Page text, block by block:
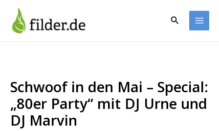
Inhalt
springen
Suchen
Schwoof in den Mai – Special:
„80er Party“ mit DJ Urne und
DJ Marvin